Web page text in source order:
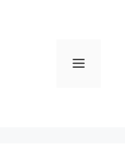
Menu